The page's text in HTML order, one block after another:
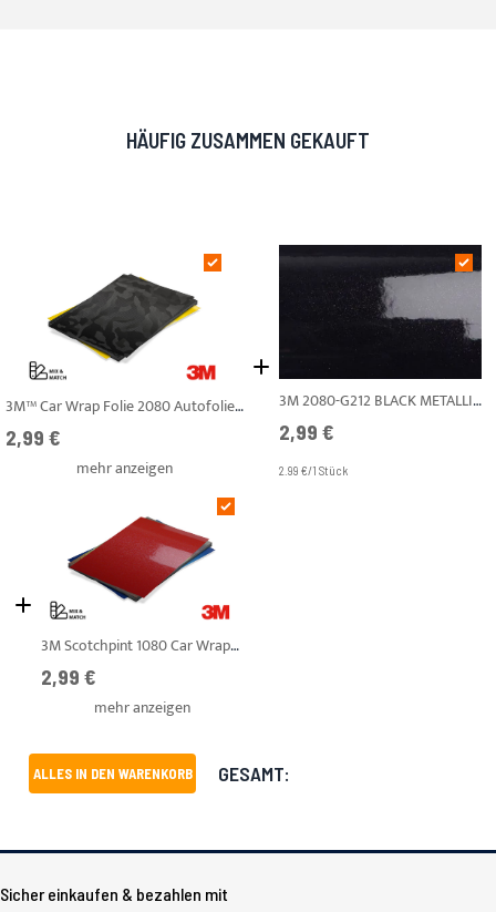
HÄUFIG ZUSAMMEN GEKAUFT
3M™ Car Wrap Folie 2080 Autofolie - DIN A4 Mix & Match Farbfächer
Ab
2,99 €
mehr anzeigen
3M 2080-G212 BLACK METALLIC GLÄNZEND A4
2,99 €
2.99 €/1 Stück
3M Scotchpint 1080 Car Wrapping Folie - DIN A4 Mix & Match Farbfächer
Ab
2,99 €
mehr anzeigen
ALLES IN DEN WARENKORB GESAMT:
Sicher einkaufen & bezahlen mit